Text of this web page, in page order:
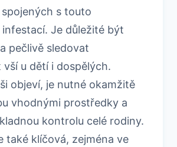
s touto
Je důležité být
pečlivě sledovat
u dětí i dospělých.
objeví, je nutné okamžitě
vhodnými prostředky a
kontrolu celé rodiny.
také klíčová, zejména ve